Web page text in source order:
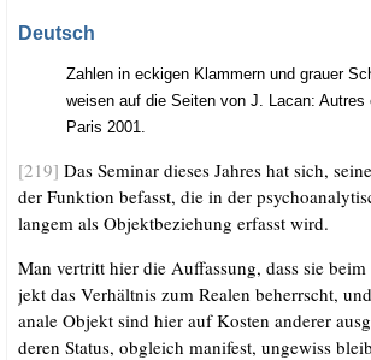
Deutsch
Zah­len in ecki­gen Klam­mern und grau­er
wei­sen auf die Sei­ten von J. Lacan: Aut­res
Paris 2001.
[219] Das Semi­nar die­ses Jah­res hat sich,
der Funk­ti­on befasst, die in der
lan­gem als Objekt­be­zie­hung erfasst wird.
Man ver­tritt hier die Auf­fas­sung, dass sie
jekt das Ver­hält­nis zum Rea­len beherrscht,
ana­le Objekt sind hier auf Kos­ten ande­rer
deren Sta­tus, obgleich mani­fest, unge­wiss